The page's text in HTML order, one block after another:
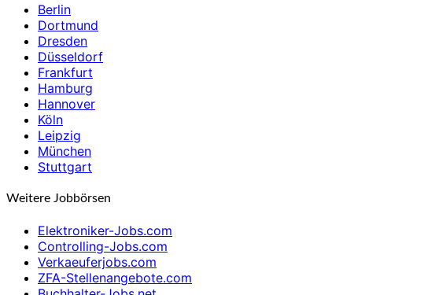
Berlin
Dortmund
Dresden
Düsseldorf
Frankfurt
Hamburg
Hannover
Köln
Leipzig
München
Stuttgart
Weitere Jobbörsen
Elektroniker-Jobs.com
Controlling-Jobs.com
Verkaeuferjobs.com
ZFA-Stellenangebote.com